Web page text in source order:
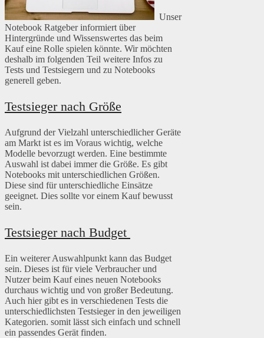
Unser
Notebook Ratgeber informiert über
Hintergründe und Wissenswertes das beim
Kauf eine Rolle spielen könnte. Wir möchten
deshalb im folgenden Teil weitere Infos zu
Tests und Testsiegern und zu Notebooks
generell geben.
Testsieger nach Größe
Aufgrund der Vielzahl unterschiedlicher Geräte
am Markt ist es im Voraus wichtig, welche
Modelle bevorzugt werden. Eine bestimmte
Auswahl ist dabei immer die Größe. Es gibt
Notebooks mit unterschiedlichen Größen.
Diese sind für unterschiedliche Einsätze
geeignet. Dies sollte vor einem Kauf bewusst
sein.
Testsieger nach Budget
Ein weiterer Auswahlpunkt kann das Budget
sein. Dieses ist für viele Verbraucher und
Nutzer beim Kauf eines neuen Notebooks
durchaus wichtig und von großer Bedeutung.
Auch hier gibt es in verschiedenen Tests die
unterschiedlichsten Testsieger in den jeweiligen
Kategorien. somit lässt sich einfach und schnell
ein passendes Gerät finden.